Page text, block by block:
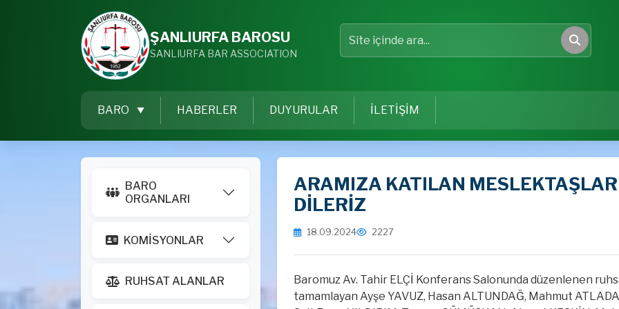
ŞANLIURFA BAROSU
SANLIURFA BAR ASSOCIATION
Site içinde ara
Ara
BARO HABERLER DUYURULAR İLETİŞİM
BARO
ORGANLARI
KOMİSYONLAR
RUHSAT ALANLAR
ARAMIZA KATILAN
DİLERİZ
18.09.2024 2227
Baromuz Av. Tahir ELÇİ Konferans Salonunda düzenlenen
tamamlayan Ayşe YAVUZ, Hasan ALTUNDAĞ, Mahmut